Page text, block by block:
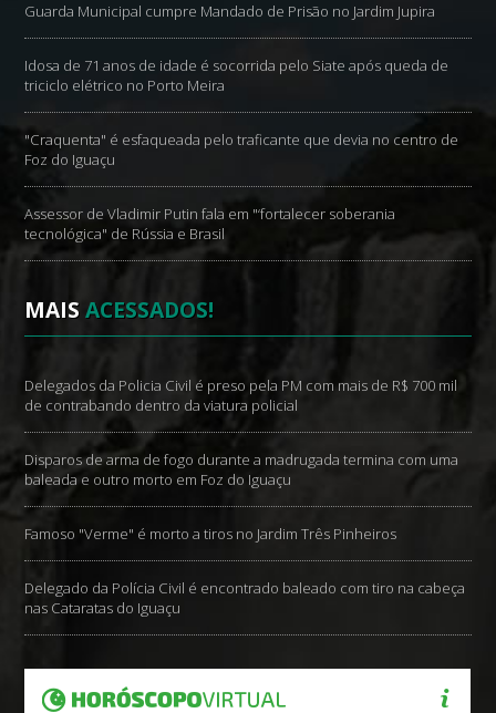
Guarda Municipal cumpre Mandado de Prisão no Jardim Jupira
Idosa de 71 anos de idade é socorrida pelo Siate após queda de
triciclo elétrico no Porto Meira
"Craquenta" é esfaqueada pelo traficante que devia no centro de
Foz do Iguaçu
Assessor de Vladimir Putin fala em "‘fortalecer soberania
tecnológica" de Rússia e Brasil
MAISACESSADOS!
Delegados da Policia Civil é preso pela PM com mais de R$ 700 mil
de contrabando dentro da viatura policial
Disparos de arma de fogo durante a madrugada termina com uma
baleada e outro morto em Foz do Iguaçu
Famoso "Verme" é morto a tiros no Jardim Três Pinheiros
Delegado da Polícia Civil é encontrado baleado com tiro na cabeça
nas Cataratas do Iguaçu